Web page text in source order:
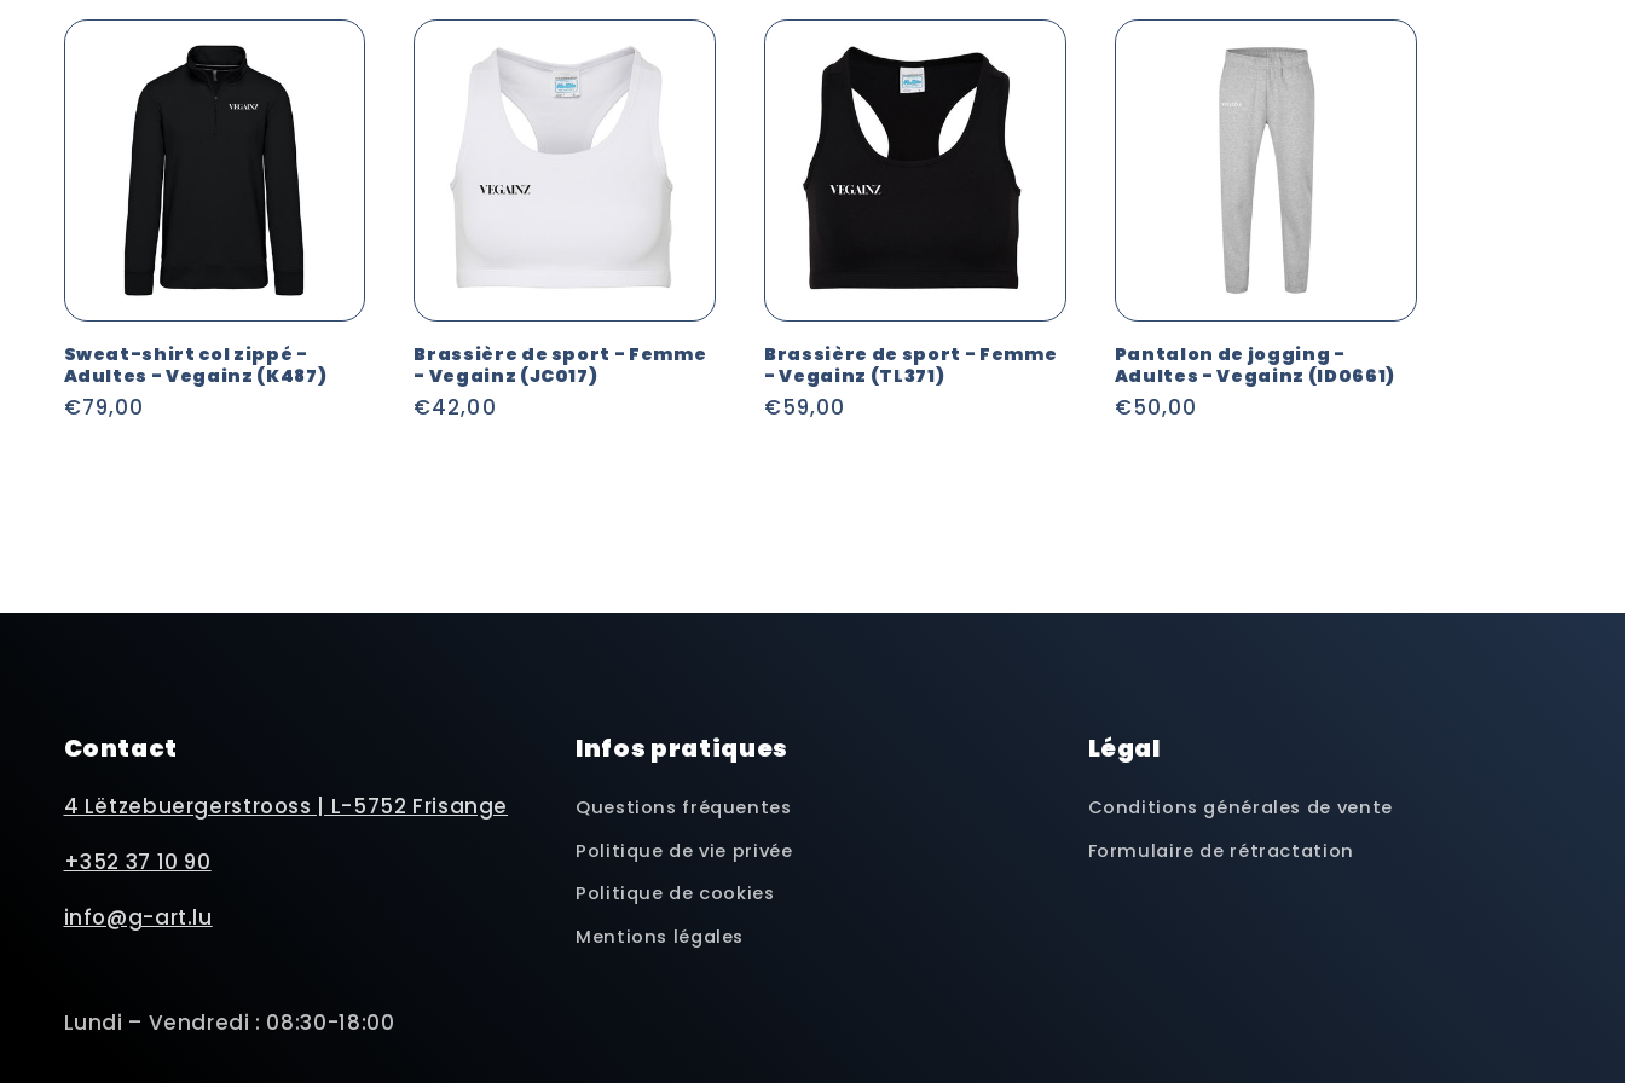
Sweat-shirt col zippé -
Adultes - Vegainz (K487)
Prix
€79,00
Brassière de sport - Femme
- Vegainz (JC017)
Prix
€42,00
Brassière de sport - Femme
- Vegainz (TL371)
Prix
€59,00
Pantalon de jogging -
Adultes - Vegainz (ID0661)
Prix
€50,00
Contact
4 Lëtzebuergerstrooss | L-5752 Frisange
+352 37 10 90
info@g-art.lu
Lundi – Vendredi : 08:30-18:00
Infos pratiques
Questions fréquentes
Politique de vie privée
Politique de cookies
Mentions légales
Légal
Conditions générales de vente
Formulaire de rétractation